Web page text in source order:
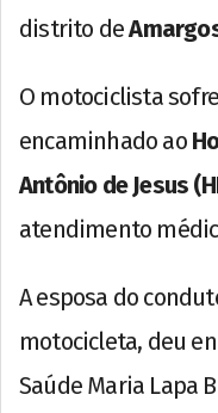
distrito de
O motociclista
encaminhado ao
Antônio de Jesus
atendimento
A esposa do
motocicleta, deu
Saúde Maria Lapa